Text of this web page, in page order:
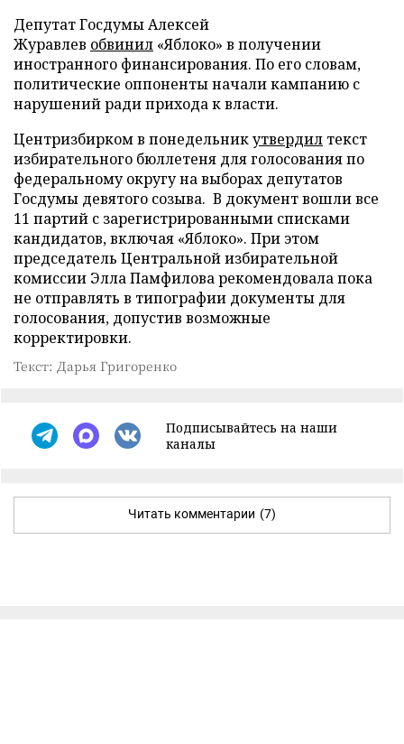
Депутат Госдумы Алексей
Журавлев обвинил «Яблоко» в получении
иностранного финансирования. По его словам,
политические оппоненты начали кампанию с
нарушений ради прихода к власти.
Центризбирком в понедельникутвердил текст
избирательного бюллетеня для голосования по
федеральному округу на выборах депутатов
Госдумы девятого созыва. В документ вошли все
11 партий с зарегистрированными списками
кандидатов, включая «Яблоко». При этом
председатель Центральной избирательной
комиссии Элла Памфилова рекомендовала пока
не отправлять в типографии документы для
голосования, допустив возможные
корректировки.
Текст: Дарья Григоренко
Подписывайтесь на наши
каналы
Читать комментарии (7)